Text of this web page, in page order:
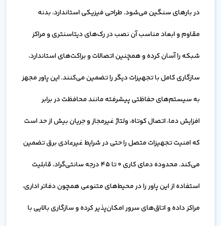
در بارهای سنگین می‌شود. طراحی فیزیکی استاندارد، بدنه
مقاوم و ابعاد مناسب آن نصب در رک‌های دیتاسنتری و مراکز
شبکه را آسان کرده و همچنین اتصالات و براکت‌های استاندارد،
سازگاری کامل با تجهیزات دیگر را تضمین می‌کنند. این پاور مجهز
به سیستم‌های حفاظتی پیشرفته مانند محافظت در برابر
افزایش دما، اتصال کوتاه، ولتاژ غیرمجاز و جریان بیش از حد است
که امنیت تجهیزات متصل را حتی در شرایط غیرعادی برق تضمین
می‌کند. محدوده دمای کاری 0 تا 45 درجه سانتی‌گراد، قابلیت
استفاده از این پاور را در محیط‌های متنوعی همچون دفاتر اداری،
مراکز داده و اتاق‌های سرور امکان‌پذیر کرده و سازگاری بالایی با